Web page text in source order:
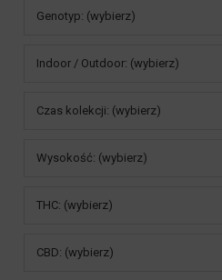
Genotyp: (wybierz)
Indoor / Outdoor: (wybierz)
Czas kolekcji: (wybierz)
Wysokość: (wybierz)
THC: (wybierz)
CBD: (wybierz)